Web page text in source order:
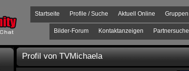
Gruppen
Aktuell Online
Profile / Suche
Startseite
Partnersuche
Kontaktanzeigen
Bilder-Forum
Profil vonTVMichaela